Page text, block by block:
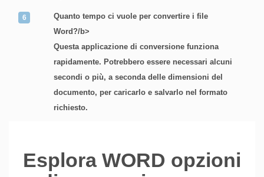
Quanto tempo ci vuole per convertire i file
Word?/b>
Questa applicazione di conversione funziona
rapidamente. Potrebbero essere necessari alcuni
secondi o più, a seconda delle dimensioni del
documento, per caricarlo e salvarlo nel formato
richiesto.
Esplora WORD opzioni